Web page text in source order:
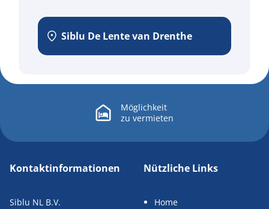
Siblu De Lente van Drenthe
Möglichkeit
zu vermieten
Kontaktinformationen
Siblu NL B.V.
Nützliche Links
Home